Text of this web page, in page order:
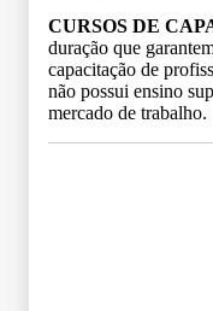
CURSOS DE
duração que
capacitação de
não possui ensino
mercado de trabalho.